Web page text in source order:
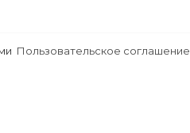
Пользовательское соглашение